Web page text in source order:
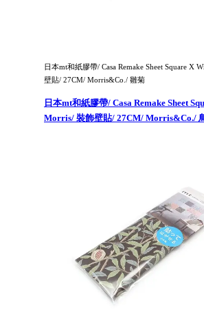
日本mt和紙膠帶/ Casa Remake Sheet Square X
壁貼/ 27CM/ Morris&Co./ 雛菊
日本mt和紙膠帶/ Casa Remake Sheet
Morris/ 裝飾壁貼/ 27CM/ Morris&Co./